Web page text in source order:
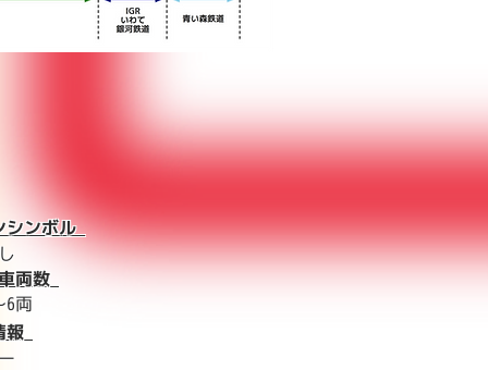
シンボル
両数
6両
報